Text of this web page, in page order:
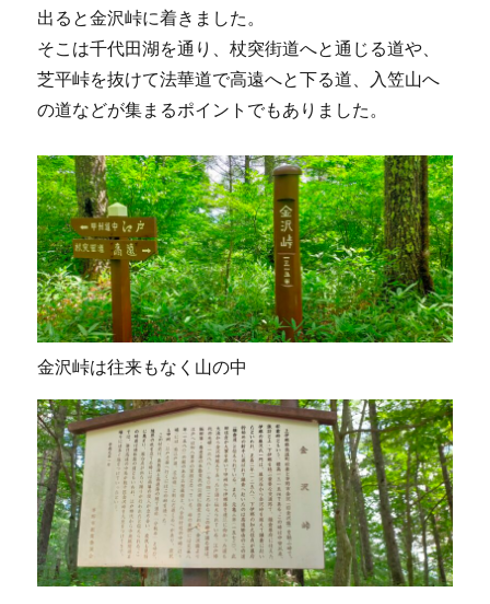
出ると金沢峠に着きました。
そこは千代田湖を通り、杖突街道へと通じる道や、
芝平峠を抜けて法華道で高遠へと下る道、入笠山へ
の道などが集まるポイントでもありました。
金沢峠は往来もなく山の中